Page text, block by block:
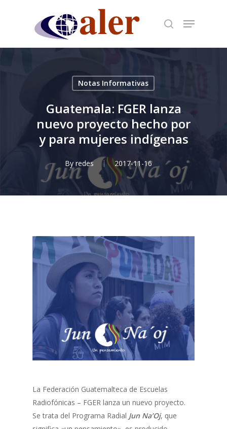
content
Notas Informativas
Guatemala: FGER lanza
nuevo proyecto hecho por
y para mujeres indígenas
By redes 2017-11-16
La Federación Guatemalteca de Escuelas
Radiofónicas – FGER lanza un nuevo proyecto.
Se trata del Programa Radial Jun Na’Oj, que